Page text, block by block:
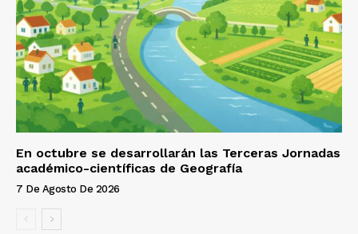
En octubre se desarrollarán las Terceras Jornadas
académico-científicas de Geografía
7 De Agosto De 2026